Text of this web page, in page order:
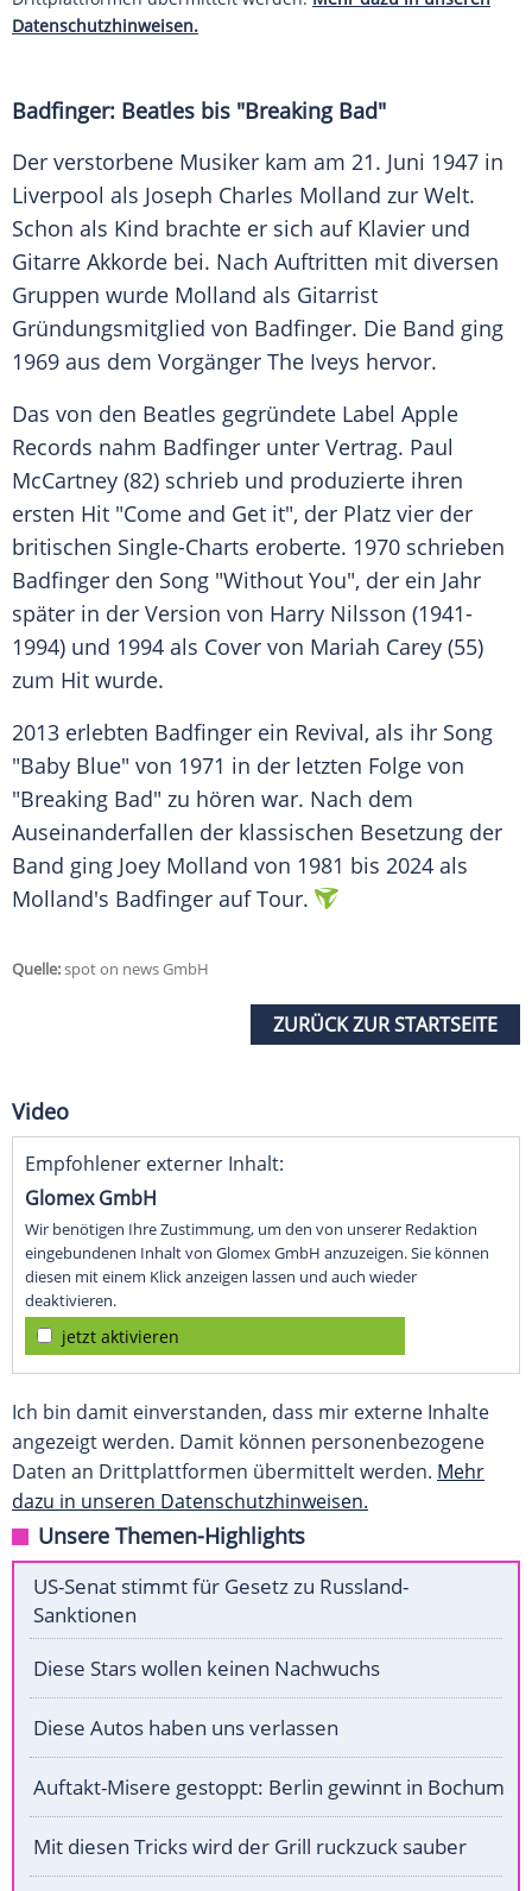
Datenschutzhinweisen.
Badfinger: Beatles bis "Breaking Bad"
Der verstorbene Musiker kam am 21. Juni 1947 in
Liverpool als Joseph Charles Molland zur Welt.
Schon als Kind brachte er sich auf Klavier und
Gitarre Akkorde bei. Nach Auftritten mit diversen
Gruppen wurde Molland als Gitarrist
Gründungsmitglied von Badfinger. Die Band ging
1969 aus dem Vorgänger The Iveys hervor.
Das von den Beatles gegründete Label Apple
Records nahm Badfinger unter Vertrag. Paul
McCartney (82) schrieb und produzierte ihren
ersten Hit "Come and Get it", der Platz vier der
britischen Single-Charts eroberte. 1970 schrieben
Badfinger den Song "Without You", der ein Jahr
später in der Version von Harry Nilsson (1941-
1994) und 1994 als Cover von Mariah Carey (55)
zum Hit wurde.
2013 erlebten Badfinger ein Revival, als ihr Song
"Baby Blue" von 1971 in der letzten Folge von
"Breaking Bad" zu hören war. Nach dem
Auseinanderfallen der klassischen Besetzung der
Band ging Joey Molland von 1981 bis 2024 als
Molland's Badfinger auf Tour.
Quelle:spot on news GmbH
ZURÜCK ZUR STARTSEITE
Video
Empfohlener externer Inhalt:
Glomex GmbH
Wir benötigen Ihre Zustimmung, um den von unserer Redaktion
eingebundenen Inhalt von Glomex GmbH anzuzeigen. Sie können
diesen mit einem Klick anzeigen lassen und auch wieder
deaktivieren.
jetzt aktivieren
Ich bin damit einverstanden, dass mir externe Inhalte
angezeigt werden. Damit können personenbezogene
Daten an Drittplattformen übermittelt werden. Mehr
dazu in unseren Datenschutzhinweisen.
Unsere Themen-Highlights
US-Senat stimmt für Gesetz zu Russland-
Sanktionen
Diese Stars wollen keinen Nachwuchs
Diese Autos haben uns verlassen
Auftakt-Misere gestoppt: Berlin gewinnt in Bochum
Mit diesen Tricks wird der Grill ruckzuck sauber